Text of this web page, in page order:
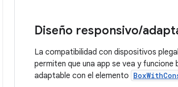
Diseño responsivo/
La compatibilidad con dispositivos
permiten que una app se vea y funcione
adaptable con el elemento